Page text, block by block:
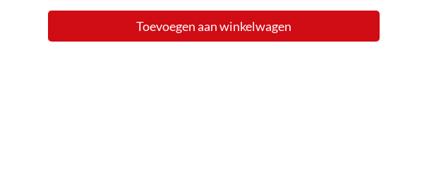
Toevoegen aan winkelwagen